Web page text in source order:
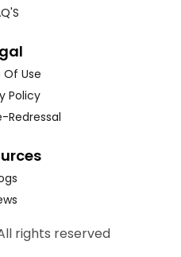
Use
Policy
Redressal
rights reserved